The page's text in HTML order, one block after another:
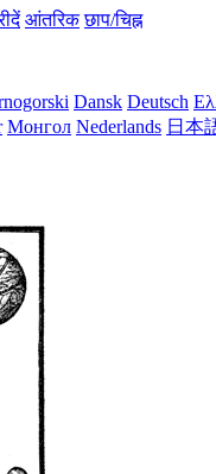
आंतरिक छाप/चिह्न
Dansk Deutsch
Монгол Nederlands 日本